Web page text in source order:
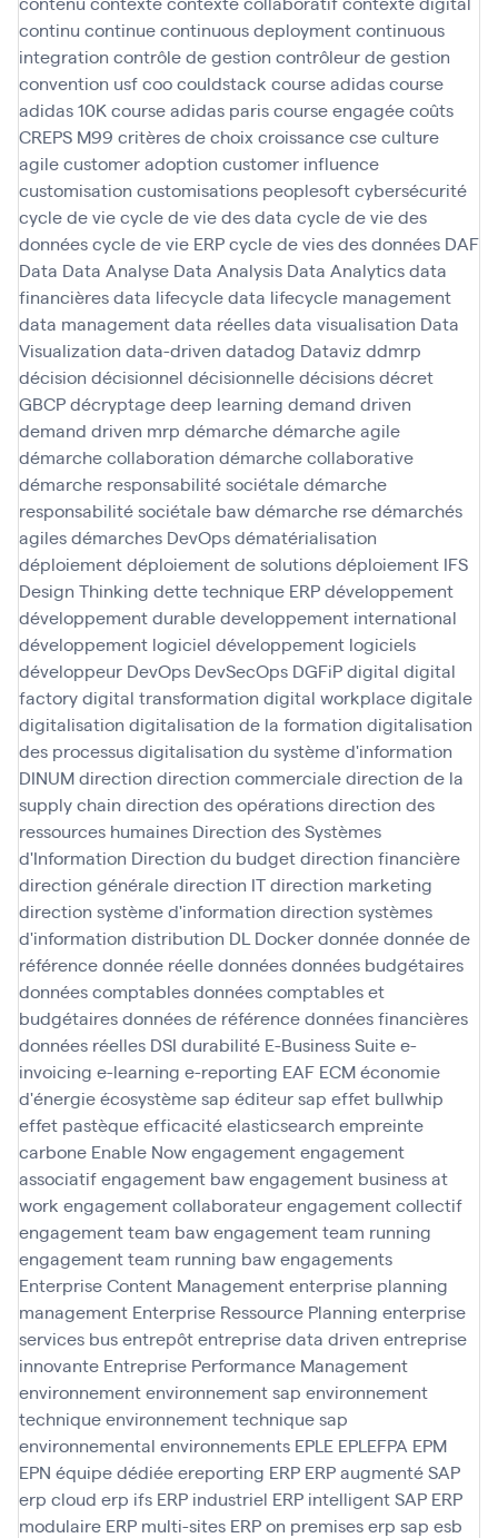
continu continuecontinuous deploymentcontinuous
integration contrôle de gestion contrôleur de gestion
convention usfcoocouldstack course adidascourse
adidas 10K course adidas pariscourse engagéecoûts
CREPS M99 critères de choix croissancecseculture
agilecustomer adoption customer influence
customisation customisations peoplesoftcybersécurité
cycle de viecycle de vie des data cycle de vie des
donnéescycle de vie ERPcycle de vies des données DAF
Data Data Analyse Data Analysis Data Analyticsdata
financièresdata lifecycledata lifecycle management
data managementdata réellesdata visualisation Data
Visualization data-driven datadog Datavizddmrp
décision décisionnel décisionnelledécisionsdécret
GBCPdécryptagedeep learning demand driven
demand driven mrp démarchedémarche agile
démarche collaboration démarche collaborative
démarche responsabilité sociétaledémarche
responsabilité sociétale bawdémarche rsedémarchés
agilesdémarches DevOpsdématérialisation
déploiementdéploiement de solutionsdéploiement IFS
Design Thinking dette technique ERPdéveloppement
développement durabledeveloppement international
développement logiciel développement logiciels
développeur DevOps DevSecOps DGFiPdigital digital
factorydigital transformation digital workplacedigitale
digitalisation digitalisation de la formation digitalisation
des processusdigitalisation du système d'information
DINUMdirection direction commercialedirection de la
supply chain direction des opérationsdirection des
ressources humaines Direction des Systèmes
d'Information Direction du budgetdirection financière
direction généraledirection ITdirection marketing
direction système d'information direction systèmes
d'information distribution DL Dockerdonnéedonnée de
référencedonnée réelledonnéesdonnées budgétaires
données comptablesdonnées comptables et
budgétairesdonnées de référencedonnées financières
données réelles DSI durabilité E-Business Suitee-
invoicing e-learning e-reporting EAF ECMéconomie
d'énergieécosystème sap éditeur sap effet bullwhip
effet pastèqueefficacitéelasticsearchempreinte
carbone Enable Nowengagementengagement
associatifengagement bawengagement business at
work engagement collaborateurengagement collectif
engagement team bawengagement team running
engagement team running bawengagements
Enterprise Content Managemententerprise planning
management Enterprise Ressource Planning enterprise
services busentrepôtentreprise data driven entreprise
innovante Entreprise Performance Management
environnementenvironnement sap environnement
techniqueenvironnement technique sap
environnemental environnements EPLE EPLEFPA EPM
EPN équipe dédiéeereporting ERP ERP augmenté SAP
erp cloud erp ifs ERP industriel ERP intelligent SAP ERP
modulaire ERP multi-sites ERP on premiseserp sap esb